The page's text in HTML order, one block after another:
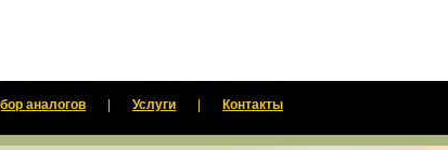
аналогов Услуги Контакты